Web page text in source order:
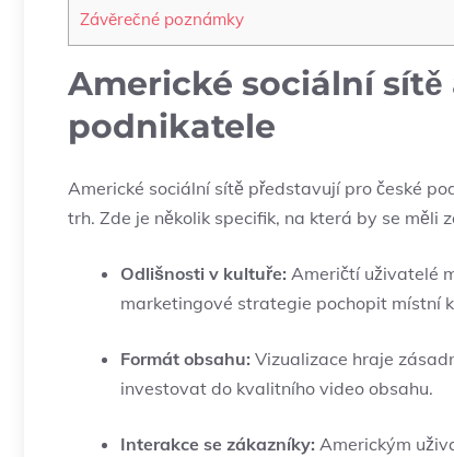
Závěrečné poznámky
Americké sociální
podnikatele
Americké sociální sítě ‍představují⁢ pro ⁢české
trh. Zde je‌ několik specifik, na která by ⁢se měli
Odlišnosti v kultuře: Američtí​ uživatelé
marketingové strategie pochopit ⁣místní
Formát obsahu: Vizualizace hraje
‌investovat do kvalitního video ⁣obsahu.
Interakce se zákazníky: Americkým